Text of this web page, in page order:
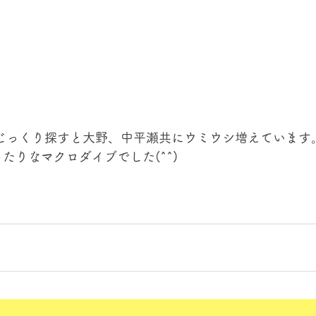
っくり探すと大野、中平瀬共にウミウシ増えています
りなマクロダイブでした(^^)